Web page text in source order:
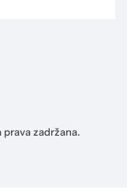
prava zadržana.